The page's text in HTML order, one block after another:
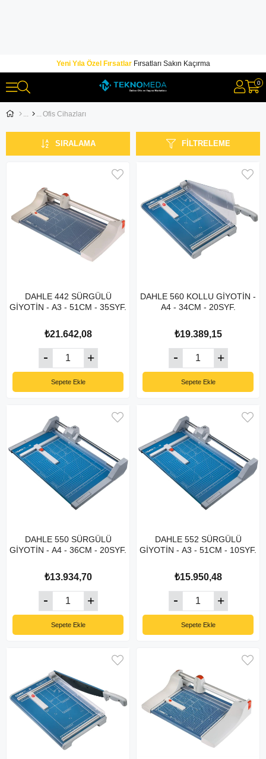
Yeni Yıla Özel FırsatlarFırsatları Sakın Kaçırma
0
Ofis Cihazları
FILTRELEME
SIRALAMA
DAHLE 442 SÜRGÜLÜ
GİYOTİN - A3 - 51CM - 35SYF.
₺21.642,08
Sepete Ekle
DAHLE 560 KOLLU GİYOTİN -
A4 - 34CM - 20SYF.
₺19.389,15
Sepete Ekle
DAHLE 550 SÜRGÜLÜ
GİYOTİN - A4 - 36CM - 20SYF.
₺13.934,70
Sepete Ekle
DAHLE 552 SÜRGÜLÜ
GİYOTİN - A3 - 51CM - 10SYF.
₺15.950,48
Sepete Ekle